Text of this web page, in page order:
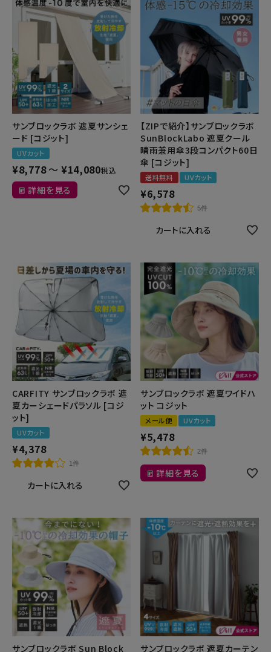
プライバシーポリシー
特定商取引法について
会社概要
お問い合わせ
サンブロックラボ 遮夏サンシェ
ード [コジット]
UVカット
¥8,778〜 ¥14,080税込
詳細を見る
【ZIPで紹介】サンブロックラボ
SunBlockLabo 遮夏クール
晴雨兼用傘3段コンパクト60日
傘 [コジット]
送料無料 UVカット
¥6,578
5件
カートに入れる
CARFITY サンブロックラボ 遮
夏カーシェードパラソル [コジ
ット]
UVカット
¥4,378
1件
カートに入れる
サンブロックラボ 遮夏ワイドハ
ット コジット
メール便 UVカット
¥5,478
2件
詳細を見る
サンブロックラボ Sun Block サンブロックラボ 遮夏カーテン